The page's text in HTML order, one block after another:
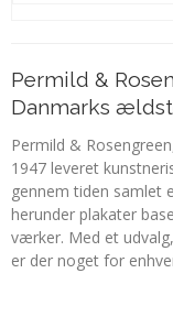
Permild &
Danmarks
Permild &
1947 leveret
gennem tiden samlet
herunder plakater
værker. Med et
er der noget for